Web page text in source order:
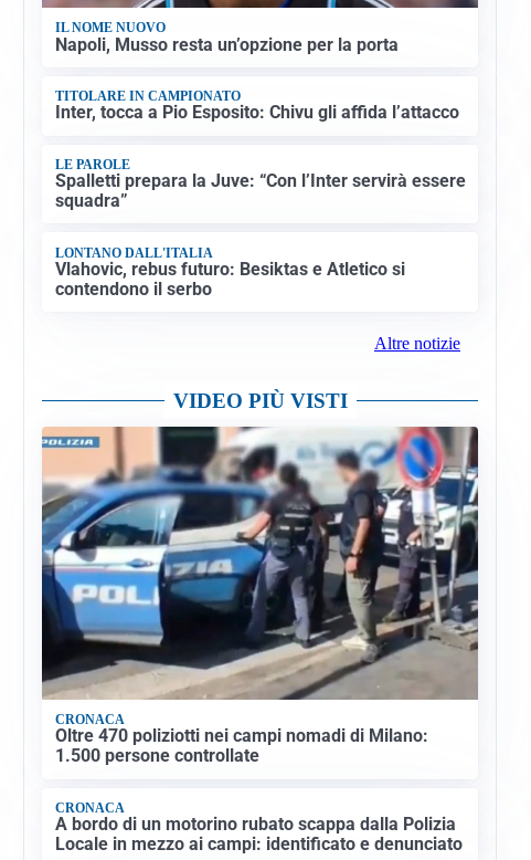
IL NOME NUOVO
Napoli, Musso resta un’opzione per la porta
TITOLARE IN CAMPIONATO
Inter, tocca a Pio Esposito: Chivu gli affida l’attacco
LE PAROLE
Spalletti prepara la Juve: “Con l’Inter servirà essere
squadra”
LONTANO DALL'ITALIA
Vlahovic, rebus futuro: Besiktas e Atletico si
contendono il serbo
Altre notizie
VIDEO PIÙ VISTI
CRONACA
Oltre 470 poliziotti nei campi nomadi di Milano:
1.500 persone controllate
CRONACA
A bordo di un motorino rubato scappa dalla Polizia
Locale in mezzo ai campi: identificato e denunciato